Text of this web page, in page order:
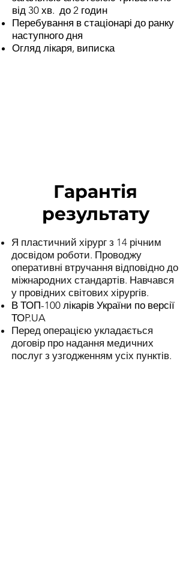
від 30 хв. до 2 годин
Перебування в стаціонарі до ранку
наступного дня
Огляд лікаря, виписка
Гарантія
результату
Я пластичний хірург з 14 річним
досвідом роботи. Проводжу
оперативні втручання відповідно до
міжнародних стандартів. Навчався
у провідних світових хірургів.
В ТОП-100 лікарів України по версії
ТОP.UA
Перед операцією укладається
договір про надання медичних
послуг з узгодженням усіх пунктів.